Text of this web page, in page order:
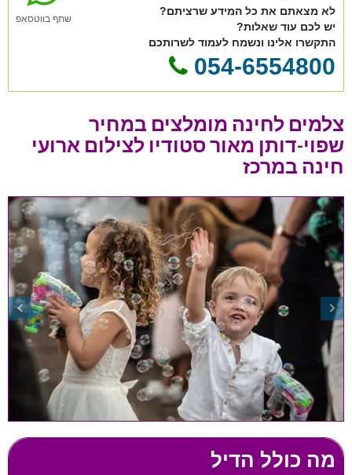
שתף בווטסאפ
לא מצאתם את כל המידע שרציתם?
יש לכם עוד שאלות?
התקשרו אלינו ונשמח לעמוד לשרותכם
054-6554800
צלמים לחינה מומלצים במחיר
שפוי-דותן מאור סטודיו לצילום ארועי
חינה במרכז
מה כולל הדיל